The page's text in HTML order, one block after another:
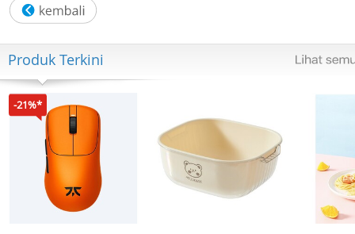
Android 16, HiOS 16
Fingerprint in Display& Face Unlock
IP69K
Batre 6500mAh USB Type C
Fast Charging 45W
NFC
Bypass Charging
Dual Speaker Dolby Atmos
Produk Terkini
-21%*